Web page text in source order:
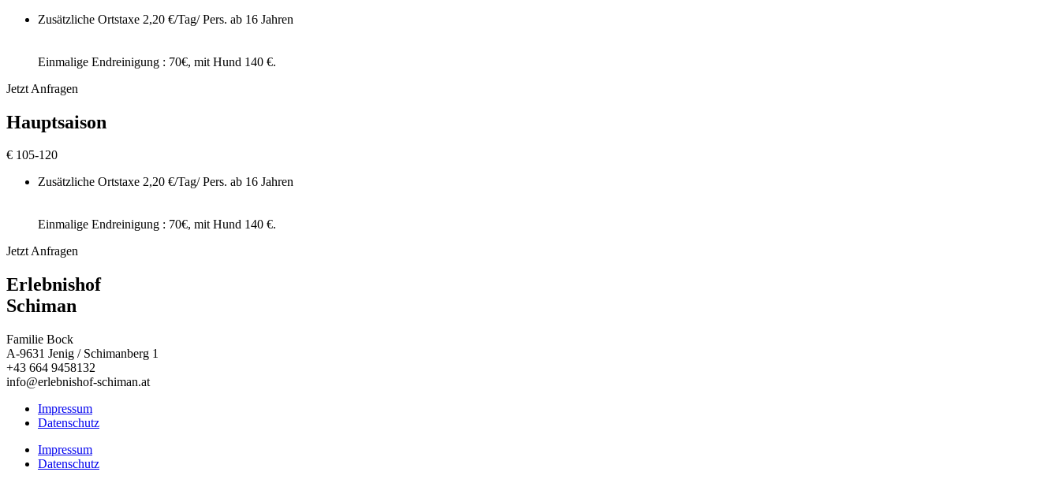
Zusätzliche Ortstaxe 2,20 €/Tag/ Pers. ab 16 Jahren
Einmalige Endreinigung : 70€, mit Hund 140 €.
Jetzt Anfragen
Hauptsaison
€ 105-120
Zusätzliche Ortstaxe 2,20 €/Tag/ Pers. ab 16 Jahren
Einmalige Endreinigung : 70€, mit Hund 140 €.
Jetzt Anfragen
Erlebnishof
Schiman
Familie Bock
A-9631 Jenig / Schimanberg 1
+43 664 9458132
info@erlebnishof-schiman.at
Impressum
Datenschutz
Impressum
Datenschutz